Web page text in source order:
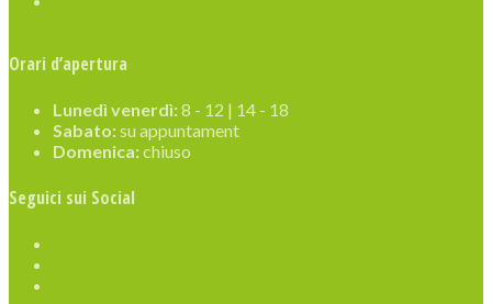
Orari d’apertura
Lunedì venerdì:8 - 12 | 14 - 18
Sabato:su appuntament
Domenica:chiuso
Seguici sui Social